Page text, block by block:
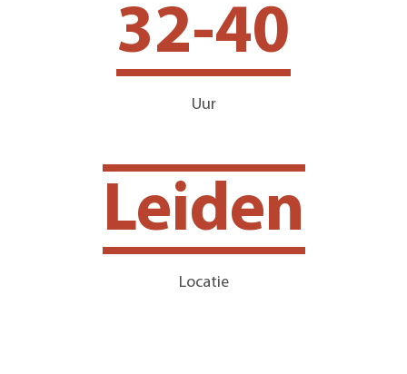
32-40
Uur
Leiden
Locatie